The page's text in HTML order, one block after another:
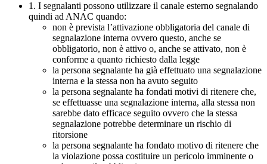
1. I segnalanti possono utilizzare il canale esterno segnalando
quindi ad ANAC quando:
non è prevista l’attivazione obbligatoria del canale di
segnalazione interna ovvero questo, anche se
obbligatorio, non è attivo o, anche se attivato, non è
conforme a quanto richiesto dalla legge
la persona segnalante ha già effettuato una segnalazione
interna e la stessa non ha avuto seguito
la persona segnalante ha fondati motivi di ritenere che,
se effettuasse una segnalazione interna, alla stessa non
sarebbe dato efficace seguito ovvero che la stessa
segnalazione potrebbe determinare un rischio di
ritorsione
la persona segnalante ha fondato motivo di ritenere che
la violazione possa costituire un pericolo imminente o